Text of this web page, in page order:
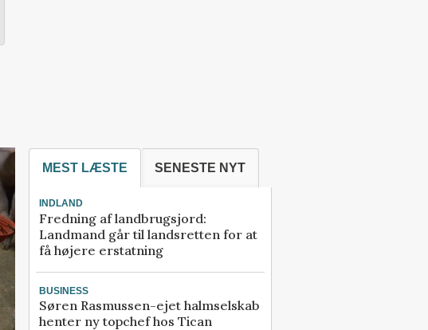
MEST LÆSTE SENESTE NYT
INDLAND
Fredning af landbrugsjord:
Landmand går til landsretten for at
få højere erstatning
BUSINESS
Søren Rasmussen-ejet halmselskab
henter ny topchef hos Tican